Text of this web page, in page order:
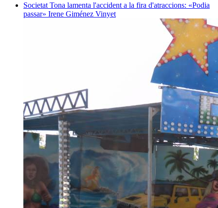
Societat Tona lamenta l'accident a la fira d'atraccions: «Podia
passar» Irene Giménez Vinyet